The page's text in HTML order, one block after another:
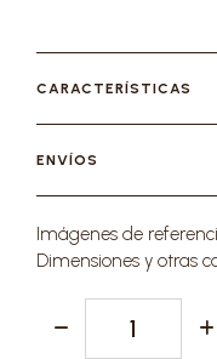
CARACTERÍSTICAS
ENVÍOS
Imágenes de
Dimensiones y otras